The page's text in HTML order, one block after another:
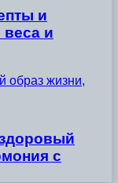
и
и
образ жизни,
с